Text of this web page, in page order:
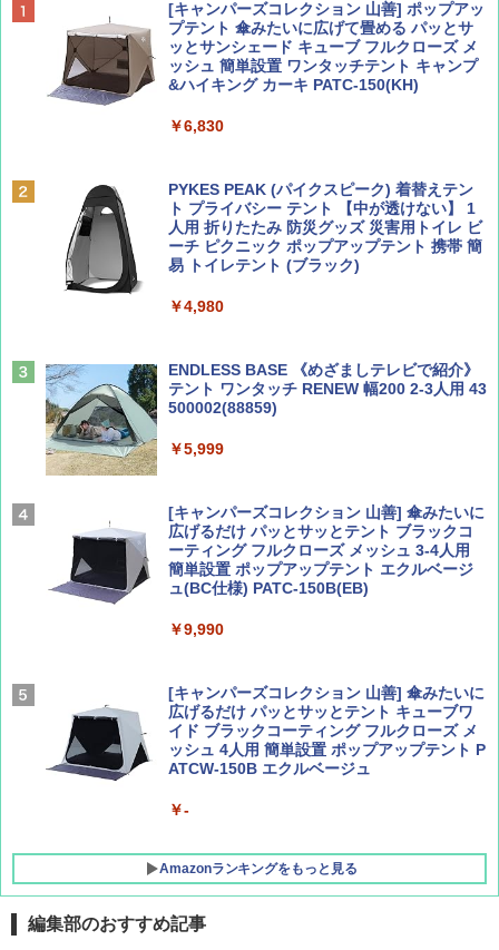
BE-PAL(ビ-パル) 2026年 9 月号【特別付録:
SOTO ミニマル"旅"財布 ランダム2種】
￥1,500
￥713
AIRLINE（エアライン）2026年9月号【特
集】ボーイング110周年を祝して！
￥1,760
D40 地球の歩き方 チェンマイ タイ北部の魅
力的な町 2026～2027 地球の歩き方D アジア
￥2,079
￥2,695
球の歩き方A ヨーロッパ
A26 地球の歩き方 チェコ ポーランド スロヴ
ァキア 2026～2027 地球の歩き方A ヨーロッ
[キャンパーズコレクション 山善] ポップアッ
プテント 傘みたいに広げて畳める パッとサ
ッとサンシェード キューブ フルクローズ メ
ッシュ 簡単設置 ワンタッチテント キャンプ
&ハイキング カーキ PATC-150(KH)
￥6,830
PYKES PEAK (パイクスピーク) 着替えテン
ト プライバシー テント 【中が透けない】 1
人用 折りたたみ 防災グッズ 災害用トイレ ビ
ーチ ピクニック ポップアップテント 携帯 簡
易 トイレテント (ブラック)
￥4,980
ENDLESS BASE 《めざましテレビで紹介》
テント ワンタッチ RENEW 幅200 2-3人用 43
500002(88859)
￥5,999
[キャンパーズコレクション 山善] 傘みたいに
広げるだけ パッとサッとテント ブラックコ
ーティング フルクローズ メッシュ 3-4人用
簡単設置 ポップアップテント エクルベージ
ュ(BC仕様) PATC-150B(EB)
￥9,990
[キャンパーズコレクション 山善] 傘みたいに
広げるだけ パッとサッとテント キューブワ
イド ブラックコーティング フルクローズ メ
ッシュ 4人用 簡単設置 ポップアップテント P
ATCW-150B エクルベージュ
￥-
Amazonランキングをもっと見る
編集部のおすすめ記事